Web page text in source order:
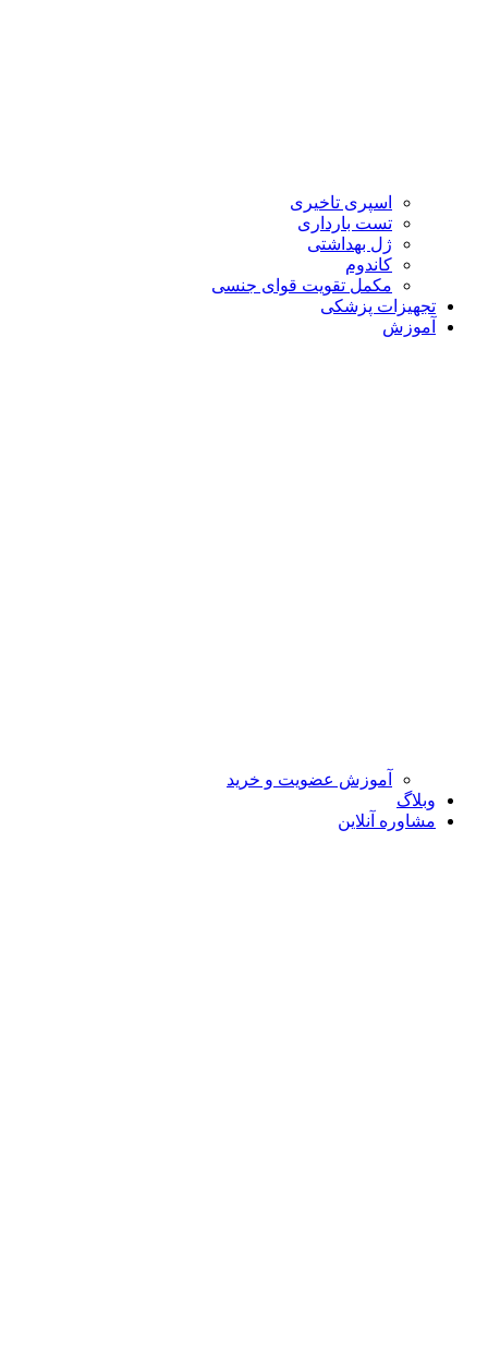
اسپری تاخیری
تست بارداری
ژل بهداشتی
کاندوم
مکمل تقویت قوای جنسی
تجهیزات پزشکی
آموزش
آموزش عضویت و خرید
وبلاگ
مشاوره آنلاین